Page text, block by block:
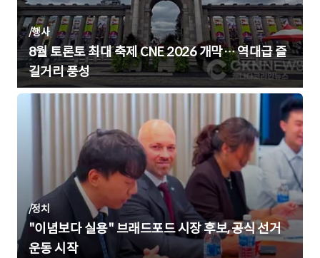
/행사
8월 토론토 최대 축제 CNE 2026 개막… 역대급 즐
길거리 풍성
/정치
"이념보다 실용" 브래드포드 시장 후보, 공식 선거
운동 시작